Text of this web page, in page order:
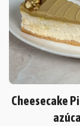
Cheesecake